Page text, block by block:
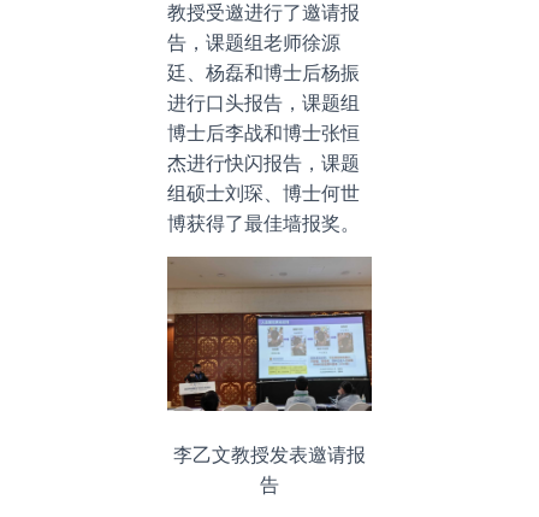
教授受邀进行了邀请报
告，课题组老师徐源
廷、杨磊和博士后杨振
进行口头报告，课题组
博士后李战和博士张恒
杰进行快闪报告，课题
组硕士刘琛、博士何世
博获得了最佳墙报奖。
李乙文教授发表邀请报
告